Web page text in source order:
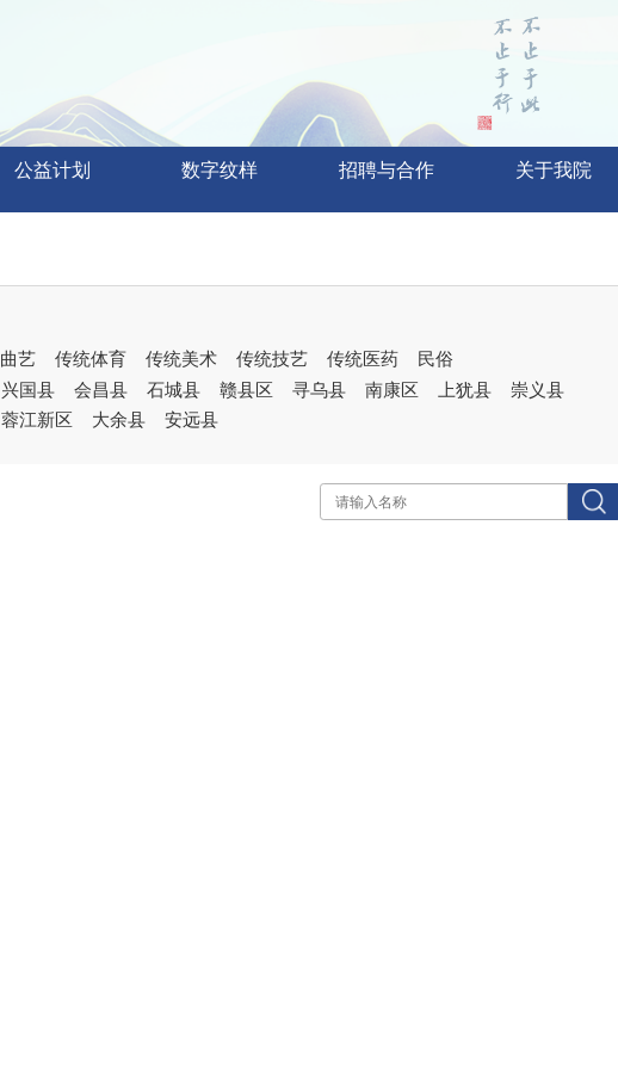
公益计划 数字纹样 招聘与合作 关于我院
曲艺 传统体育 传统美术 传统技艺 传统医药
民俗
兴国县 会昌县 石城县 赣县区 寻乌县 南康区 上犹县
崇义县
蓉江新区 大余县 安远县